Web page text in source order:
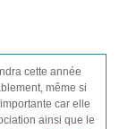
cette année
même si
car elle
ainsi que le